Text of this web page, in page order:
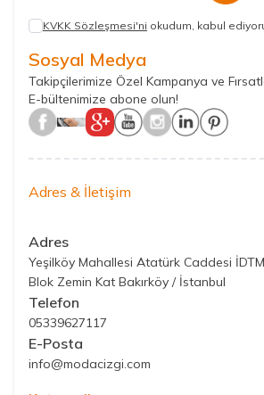
KVKK Sözleşmesi'ni okudum, kabul
Sosyal Medya
Takipçilerimize Özel Kampanya ve
E-bültenimize abone olun!
Adres & İletişim
Adres
Yeşilköy Mahallesi Atatürk Caddesi
Blok Zemin Kat Bakırköy / İstanbul
Telefon
05339627117
E-Posta
info@modacizgi.com